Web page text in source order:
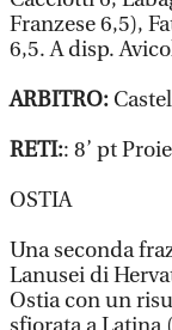
Franzese 6,5),
6,5. A disp.
ARBITRO:
RETI:: 8’ pt
OSTIA
Una seconda
Lanusei di
Ostia con un